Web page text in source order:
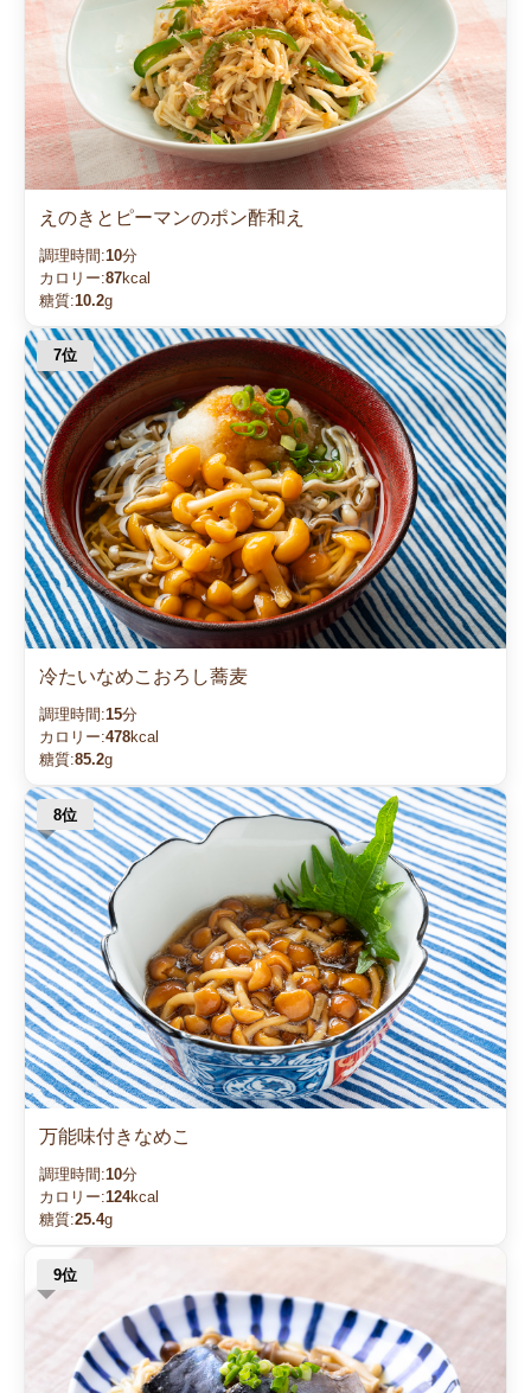
えのきとピーマンのポン酢和え
調理時間:10分
カロリー:87kcal
糖質:10.2g
冷たいなめこおろし蕎麦
調理時間:15分
カロリー:478kcal
糖質:85.2g
万能味付きなめこ
調理時間:10分
カロリー:124kcal
糖質:25.4g